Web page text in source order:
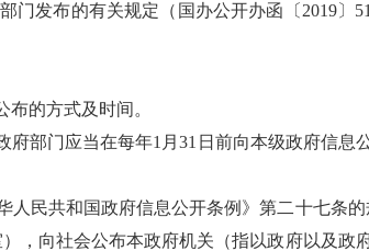
发布的有关规定（国办公开办函〔2019〕
的方式及时间。
部门应当在每年1月31日前向本级政府信息
民共和国政府信息公开条例》第二十七条
，向社会公布本政府机关（指以政府以及政